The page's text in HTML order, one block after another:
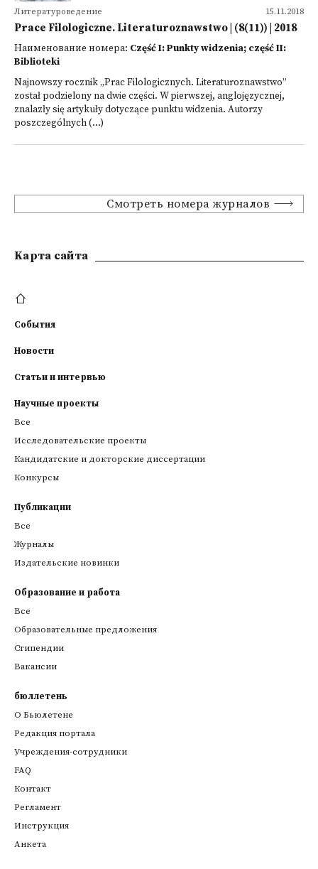
15.11.2018
Литературоведение
Prace Filologiczne. Literaturoznawstwo | (8(11)) | 2018
Наименование номера: Część I: Punkty widzenia; część II:
Biblioteki
Najnowszy rocznik „Prac Filologicznych. Literaturoznawstwo”
został podzielony na dwie części. W pierwszej, anglojęzycznej,
znalazły się artykuły dotyczące punktu widzenia. Autorzy
poszczególnych (...)
Смотреть номера журналов
Kарта сайта
События
Новости
Статьи и интервью
Научные проекты
Все
Исследовательские проекты
Кандидатские и докторские диссертации
Конкурсы
Публикации
Все
Журналы
Издательские новинки
Образование и работа
Все
Образовательные предложения
Стипендии
Вакансии
бюллетень
О Бьюлетене
Редакция портала
Учреждения-сотрудники
FAQ
Контакт
Регламент
Инструкция
Анкета